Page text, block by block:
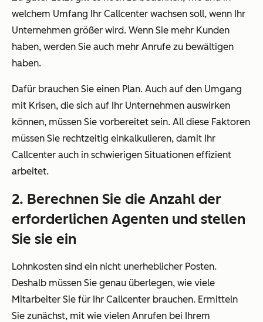
welchem Umfang Ihr Callcenter wachsen soll, wenn Ihr
Unternehmen größer wird. Wenn Sie mehr Kunden
haben, werden Sie auch mehr Anrufe zu bewältigen
haben.
Dafür brauchen Sie einen Plan. Auch auf den Umgang
mit Krisen, die sich auf Ihr Unternehmen auswirken
können, müssen Sie vorbereitet sein. All diese Faktoren
müssen Sie rechtzeitig einkalkulieren, damit Ihr
Callcenter auch in schwierigen Situationen effizient
arbeitet.
2. Berechnen Sie die Anzahl der
erforderlichen Agenten und stellen
Sie sie ein
Lohnkosten sind ein nicht unerheblicher Posten.
Deshalb müssen Sie genau überlegen, wie viele
Mitarbeiter Sie für Ihr Callcenter brauchen. Ermitteln
Sie zunächst, mit wie vielen Anrufen bei Ihrem